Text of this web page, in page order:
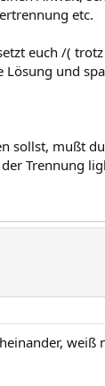
etc.
euch /(
Lösung und
sollst, mußt
Trennung
weiß